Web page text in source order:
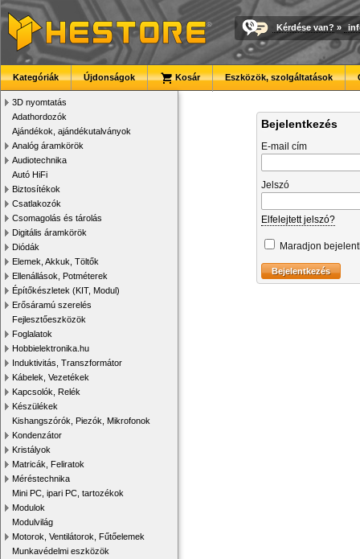
Kérdése van? »
Kategóriák Újdonságok Kosár Eszközök, szolgáltatások
3D nyomtatás
Adathordozók
Ajándékok, ajándékutalványok
Analóg áramkörök
Audiotechnika
Autó HiFi
Biztosítékok
Csatlakozók
Csomagolás és tárolás
Digitális áramkörök
Diódák
Elemek, Akkuk, Töltők
Ellenállások, Potméterek
Építőkészletek (KIT, Modul)
Erősáramú szerelés
Fejlesztőeszközök
Foglalatok
Hobbielektronika.hu
Induktivitás, Transzformátor
Kábelek, Vezetékek
Kapcsolók, Relék
Készülékek
Kishangszórók, Piezók, Mikrofonok
Kondenzátor
Kristályok
Matricák, Feliratok
Méréstechnika
Mini PC, ipari PC, tartozékok
Modulok
Modulvilág
Motorok, Ventilátorok, Fűtőelemek
Munkavédelmi eszközök
Bejelentkezés
E-mail cím
Jelszó
Elfelejtett jelszó?
Maradjon